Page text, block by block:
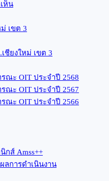
ห็น
เขต 3
ชียงใหม่ เขต 3
ณะ OIT ประจำปี 2568
ณะ OIT ประจำปี 2567
ณะ OIT ประจำปี 2566
กส์ Amss++
ลการดำเนินงาน